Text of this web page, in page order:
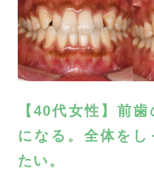
【40代女性】前
になる。全体をし
たい。